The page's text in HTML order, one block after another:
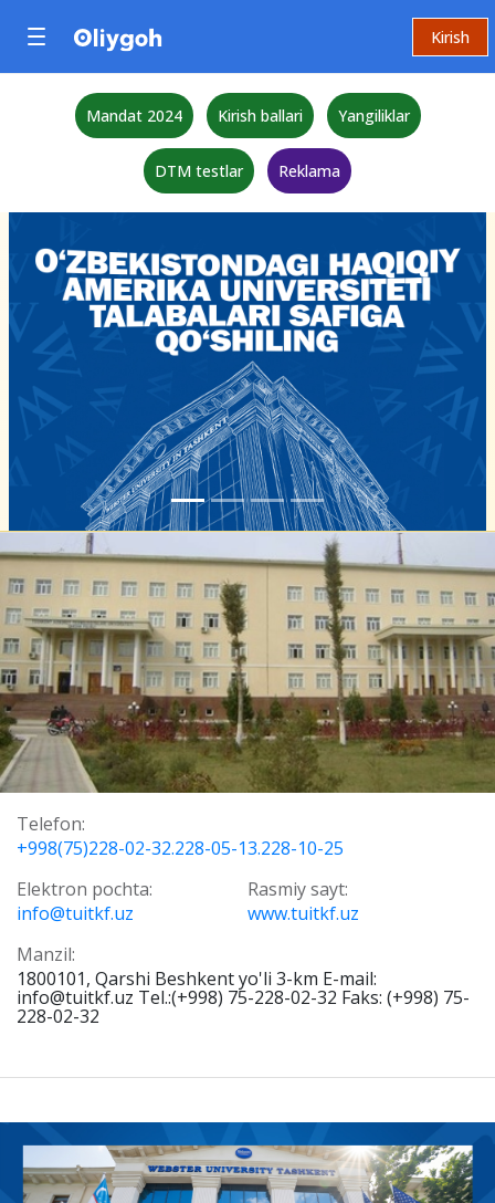
Kirish
Mandat 2024 Kirish ballari Yangiliklar
DTM testlar Reklama
Telefon:
+998(75)228-02-32.228-05-13.228-10-25
Elektron pochta:
info@tuitkf.uz
Rasmiy sayt:
www.tuitkf.uz
Manzil:
1800101, Qarshi Beshkent yo'li 3-km E-mail:
info@tuitkf.uz Tel.:(+998) 75-228-02-32 Faks: (+998) 75-
228-02-32